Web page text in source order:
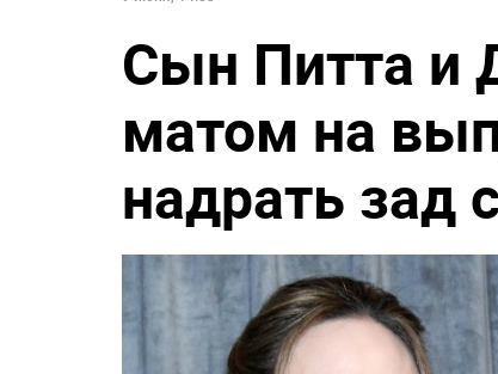
Сын Питта и
матом на
надрать зад